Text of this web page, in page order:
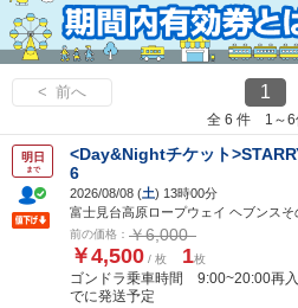
< 前へ 1
全 6 件 1～6
明日
まで
<Day&Nightチケット
6
2026/08/08 (土) 13時00分
富士見台高原ロープウェイ ヘブンスそ
前の価格： ￥6,000
￥4,500 / 枚 1枚
ゴンドラ乗車時間 9:00~20:00再
でに発送予定